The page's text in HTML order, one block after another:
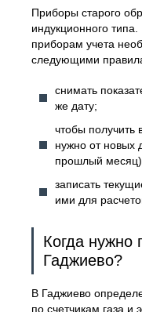
Приборы старого
индукционного
приборам учета
следующими
снимать
же дату;
чтобы получить
нужно от новых
прошлый
записать
ими для
Когда нужно
Гаджиево?
В Гаджиево
по счетчикам газа и